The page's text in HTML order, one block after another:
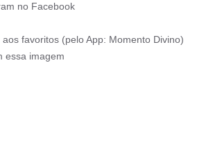
no Facebook
favoritos (pelo App: Momento Divino)
essa imagem